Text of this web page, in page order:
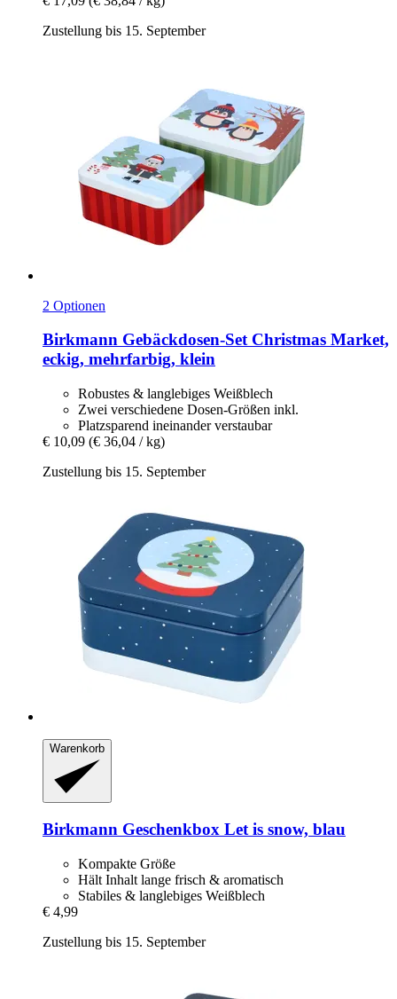
Zustellung bis 15. September
2 Optionen
Birkmann Gebäckdosen-​Set Christmas Market,
eckig, mehrfarbig, klein
Robustes & langlebiges Weißblech
Zwei verschiedene Dosen-Größen inkl.
Platzsparend ineinander verstaubar
€ 10,09 (€ 36,04 / kg)
Zustellung bis 15. September
Warenkorb
Birkmann Geschenkbox Let is snow, blau
Kompakte Größe
Hält Inhalt lange frisch & aromatisch
Stabiles & langlebiges Weißblech
€ 4,99
Zustellung bis 15. September